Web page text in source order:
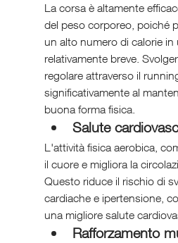
La corsa è altamente
del peso corporeo, poiché
un alto numero di calorie
relativamente breve.
regolare attraverso il
significativamente al
buona forma fisica.
Salute
L'attività fisica aerobica,
il cuore e migliora la
Questo riduce il rischio di
cardiache e ipertensione,
una migliore salute
Rafforzamento